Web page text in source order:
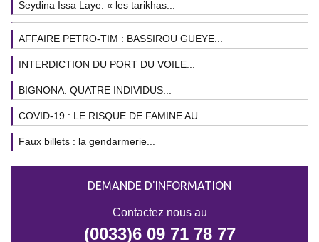
Seydina Issa Laye: « les tarikhas...
AFFAIRE PETRO-TIM : BASSIROU GUEYE...
INTERDICTION DU PORT DU VOILE...
BIGNONA: QUATRE INDIVIDUS...
COVID-19 : LE RISQUE DE FAMINE AU...
Faux billets : la gendarmerie...
DEMANDE D'INFORMATION
Contactez nous au
(0033)6 09 71 78 77